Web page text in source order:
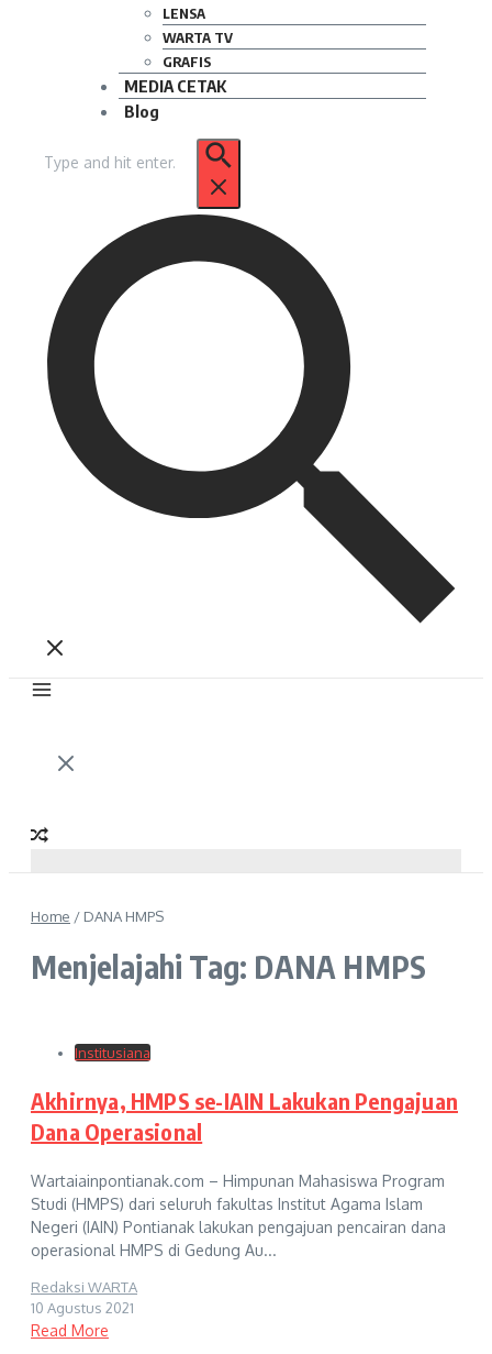
LENSA
WARTA TV
GRAFIS
MEDIA CETAK
Blog
untuk:
Home / DANA HMPS
Menjelajahi Tag: DANA HMPS
Institusiana
Akhirnya, HMPS se-IAIN Lakukan Pengajuan
Dana Operasional
Wartaiainpontianak.com – Himpunan Mahasiswa Program
Studi (HMPS) dari seluruh fakultas Institut Agama Islam
Negeri (IAIN) Pontianak lakukan pengajuan pencairan dana
operasional HMPS di Gedung Au...
Redaksi WARTA
10 Agustus 2021
Read More